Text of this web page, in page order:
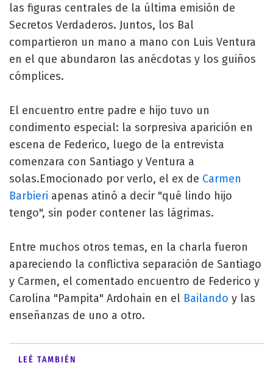
las figuras centrales de la última emisión de
Secretos Verdaderos. Juntos, los Bal
compartieron un mano a mano con Luis Ventura
en el que abundaron las anécdotas y los guiños
cómplices.
El encuentro entre padre e hijo tuvo un
condimento especial: la sorpresiva aparición en
escena de Federico, luego de la entrevista
comenzara con Santiago y Ventura a
solas.Emocionado por verlo, el ex de Carmen
Barbieri apenas atinó a decir "qué lindo hijo
tengo", sin poder contener las lágrimas.
Entre muchos otros temas, en la charla fueron
apareciendo la conflictiva separación de Santiago
y Carmen, el comentado encuentro de Federico y
Carolina "Pampita" Ardohain en el Bailando y las
enseñanzas de uno a otro.
LEÉ TAMBIÉN